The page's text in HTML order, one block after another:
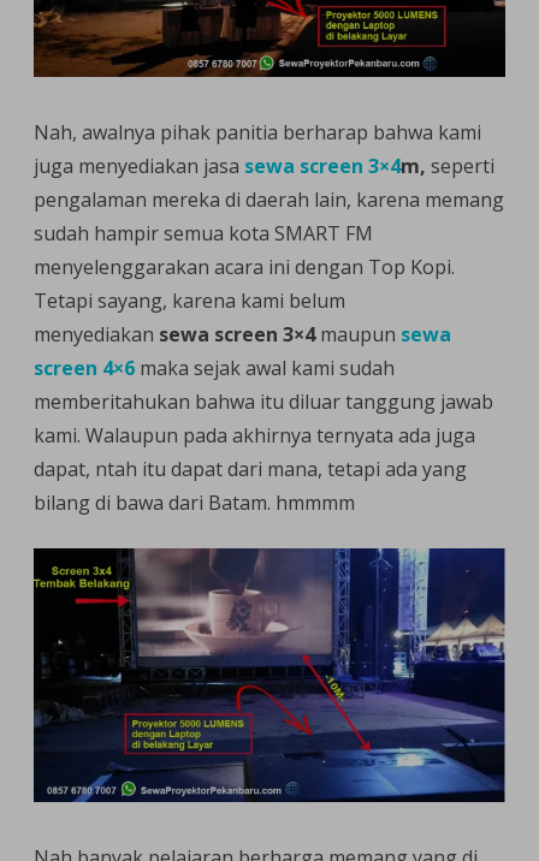
Nah, awalnya pihak panitia berharap bahwa kami
juga menyediakan jasa sewa screen 3×4m, seperti
pengalaman mereka di daerah lain, karena memang
sudah hampir semua kota SMART FM
menyelenggarakan acara ini dengan Top Kopi.
Tetapi sayang, karena kami belum
menyediakan sewa screen 3×4maupun sewa
screen 4×6 maka sejak awal kami sudah
memberitahukan bahwa itu diluar tanggung jawab
kami. Walaupun pada akhirnya ternyata ada juga
dapat, ntah itu dapat dari mana, tetapi ada yang
bilang di bawa dari Batam. hmmmm